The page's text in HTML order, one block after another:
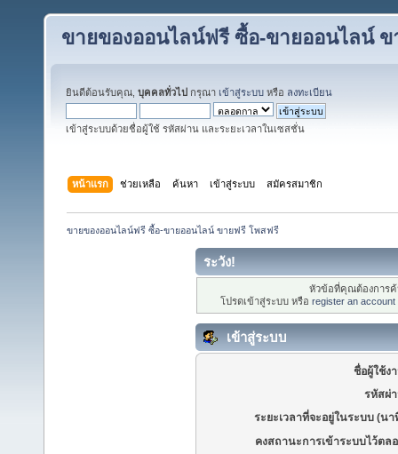
ขายของออนไลน์ฟรี ซื้อ-ขายออนไลน์
ยินดีต้อนรับคุณ, บุคคลทั่วไป กรุณา เข้าสู่ระบบ หรือ ลงทะเบียน
เข้าสู่ระบบด้วยชื่อผู้ใช้ รหัสผ่าน และระยะเวลาในเซสชั่น
หน้าแรก ช่วยเหลือ ค้นหา เข้าสู่ระบบ สมัครสมาชิก
ขายของออนไลน์ฟรี ซื้อ-ขายออนไลน์ ขายฟรี โพสฟรี
ระวัง!
หัวข้อที่คุณต้องการ
โปรดเข้าสู่ระบบ หรือ register an account
เข้าสู่ระบบ
ชื่อผู้ใช้ง
รหัสผ่
ระยะเวลาที่จะอยู่ในระบบ (นา
คงสถานะการเข้าระบบไว้ตล